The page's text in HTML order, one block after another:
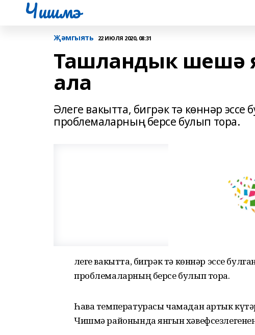
Чишмэ
Җәмгыять 22 ИЮЛЯ 2020, 08:31
Ташландык шешә
ала
Әлеге вакытта, бигрәк тә көннәр
проблемаларның берсе булып тора.
Әлеге вакытта, бигрәк тә көннәр эссе
проблемаларның берсе булып тора.
Һава температурасы чамадан артык
Чишмә районында янгын